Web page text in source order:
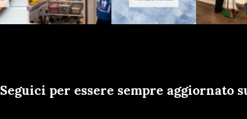
Seguici per essere sempre aggiornato